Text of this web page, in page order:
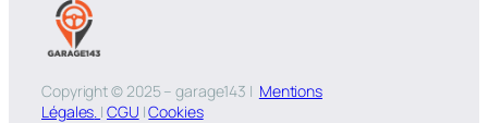
Copyright © 2025 – garage143 | Mentions
Légales | CGU |Cookies